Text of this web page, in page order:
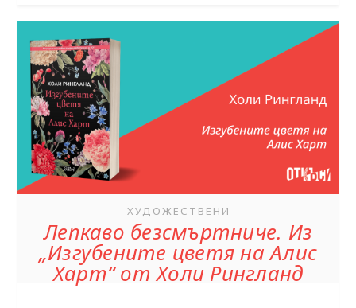
ХУДОЖЕСТВЕНИ
Лепкаво безсмъртниче. Из
„Изгубените цветя на Алис
Харт“ от Холи Рингланд